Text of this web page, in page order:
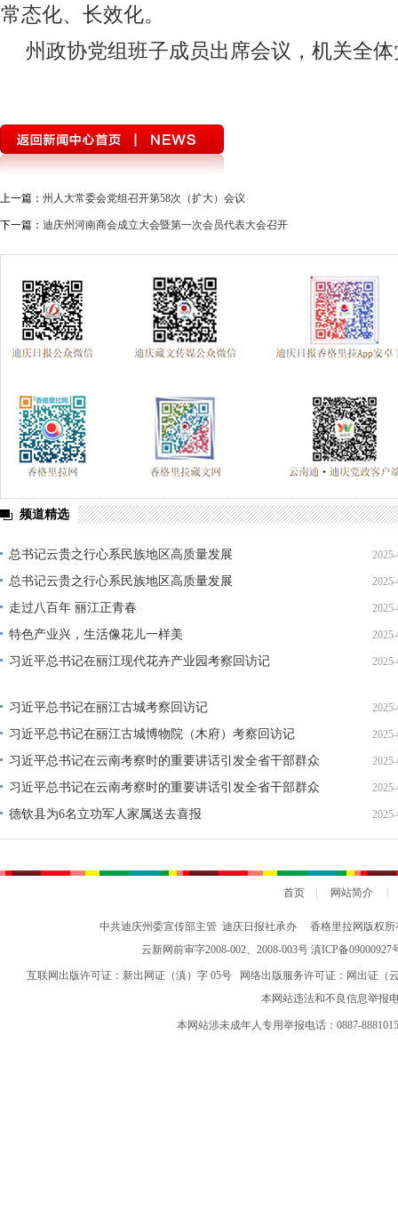
常态化、长效化。
州政协党组班子成员出席会议，机关全
上一篇： 州人大常委会党组召开第58次（扩大）会议
下一篇： 迪庆州河南商会成立大会暨第一次会员代表大会召开
频道精选
总书记云贵之行心系民族地区高质量发展
总书记云贵之行心系民族地区高质量发展
走过八百年 丽江正青春
特色产业兴，生活像花儿一样美
习近平总书记在丽江现代花卉产业园考察回访记
习近平总书记在丽江古城考察回访记
习近平总书记在丽江古城博物院（木府）考察回访记
习近平总书记在云南考察时的重要讲话引发全省干部群众
热烈反响
习近平总书记在云南考察时的重要讲话引发全省干部群众
热烈反响
德钦县为6名立功军人家属送去喜报